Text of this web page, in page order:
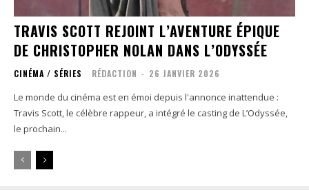
TRAVIS SCOTT REJOINT L’AVENTURE ÉPIQUE
DE CHRISTOPHER NOLAN DANS L’ODYSSÉE
CINÉMA / SÉRIES RÉDACTION - 26 JANVIER 2026
Le monde du cinéma est en émoi depuis l'annonce inattendue :
Travis Scott, le célèbre rappeur, a intégré le casting de L’Odyssée,
le prochain...